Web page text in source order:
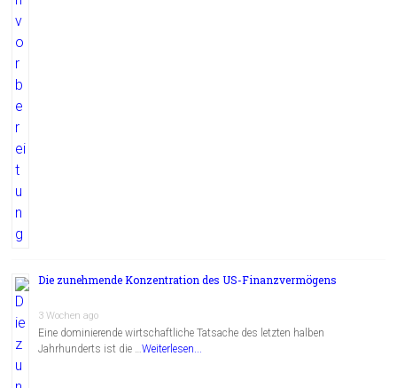
Die zunehmende Konzentration des US-Finanzvermögens
3 Wochen ago
Eine dominierende wirtschaftliche Tatsache des letzten halben
Jahrhunderts ist die …Weiterlesen...